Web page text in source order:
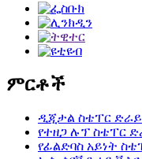
ምርቶች
ዲጂታል ስቴፐር
የተዘጋ ሉፕ ስቴፐር
የፊልድባስ አይነት